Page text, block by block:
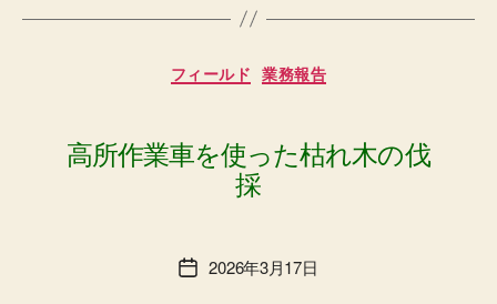
カ
テ
フィールド 業務報告
高所作業車を使った枯れ木の伐
採
投 2026年3月17日